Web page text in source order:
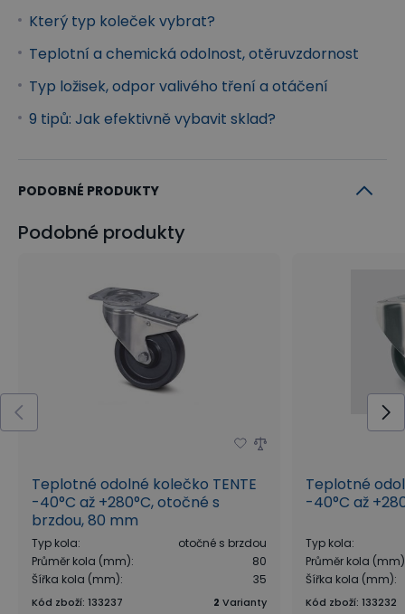
Který typ koleček vybrat?
Teplotní a chemická odolnost, otěruvzdornost
Typ ložisek, odpor valivého tření a otáčení
9 tipů: Jak efektivně vybavit sklad?
PODOBNÉ PRODUKTY
Podobné produkty
Teplotné odolné kolečko TENTE
-40°C až +280°C, otočné s
brzdou, 80 mm
Typ kola:
otočné s brzdou
Průměr kola (mm):
80
Šířka kola (mm): 35
Kód zboží: 133237 2 Varianty
Teplotné
-40°C až
Typ kola:
Průměr kola (mm)
Šířka kola (mm):
Kód zboží: 133232